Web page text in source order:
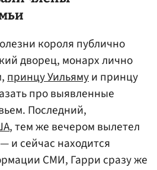
короля публично
дворец, монарх лично
принцу Уильямуи принцу
про выявленные
Последний,
, тем же вечером вылетел
— и сейчас находится
СМИ, Гарри сразу же